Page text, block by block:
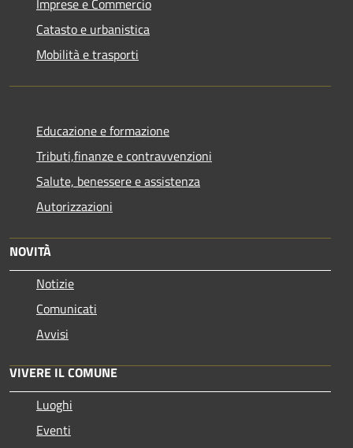
Catasto e urbanistica
Mobilità e trasporti
Educazione e formazione
Tributi,finanze e contravvenzioni
Salute, benessere e assistenza
Autorizzazioni
NOVITÀ
Notizie
Comunicati
Avvisi
VIVERE IL COMUNE
Luoghi
Eventi